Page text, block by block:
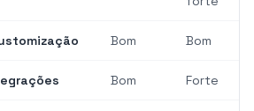
Bom Bom
Bom Forte